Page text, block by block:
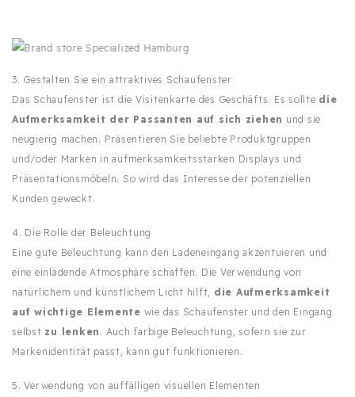
3. Gestalten Sie ein attraktives Schaufenster
Das Schaufenster ist die Visitenkarte des Geschäfts. Es sollte die
Aufmerksamkeit der Passanten auf sich ziehen und sie
neugierig machen. Präsentieren Sie beliebte Produktgruppen
und/oder Marken in aufmerksamkeitsstarken Displays und
Präsentationsmöbeln. So wird das Interesse der potenziellen
Kunden geweckt.
4. Die Rolle der Beleuchtung
Eine gute Beleuchtung kann den Ladeneingang akzentuieren und
eine einladende Atmosphäre schaffen. Die Verwendung von
natürlichem und künstlichem Licht hilft, die Aufmerksamkeit
auf wichtige Elemente wie das Schaufenster und den Eingang
selbst zu lenken . Auch farbige Beleuchtung, sofern sie zur
Markenidentität passt, kann gut funktionieren.
5. Verwendung von auffälligen visuellen Elementen